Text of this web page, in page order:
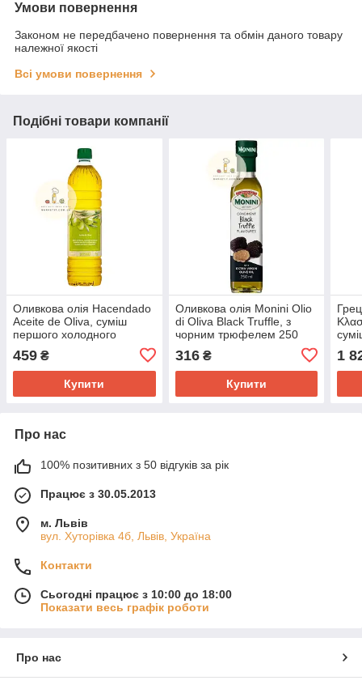
Умови повернення
Законом не передбачено повернення та обмін даного товару
належної якості
Всі умови повернення
Подібні товари компанії
Оливкова олія Hacendado
Aceite de Oliva, суміш
першого холодного
рафінованого 1 л.
459 ₴
Купити
Оливкова олія Monini Olio
di Oliva Black Truffle, з
чорним трюфелем 250
316₴
Купити
1
Про нас
100% позитивних з 50 відгуків за рік
Працює з 30.05.2013
м. Львів
вул. Хуторівка 4б, Львів, Україна
Контакти
Сьогодні працює з 10:00 до 18:00
Показати весь графік роботи
Про нас